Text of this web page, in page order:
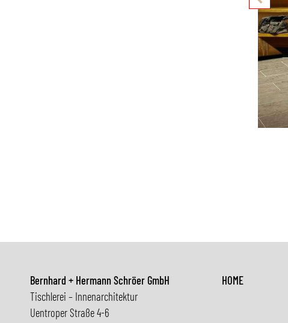
Bernhard + Hermann Schröer GmbH
Tischlerei – Innenarchitektur
Uentroper Straße 4-6
HOME